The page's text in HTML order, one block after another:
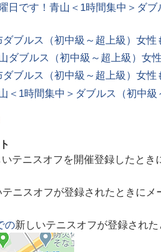
日です！青山＜1時間集中＞ダ
ダブルス（初中級～超上級）女性
ダブルス（初中級～超上級）女
ダブルス（初中級～超上級）女性
＜1時間集中＞ダブルス（初中
いテニスオフを開催登録したとき
テニスオフが登録されたときにメ
の新しいテニスオフが登録され